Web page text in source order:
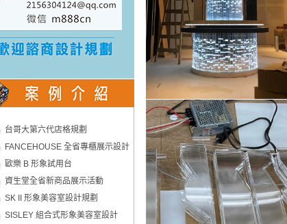
台哥大第六代店格規劃
FANCEHOUSE 全省專櫃展示設計
歐樂 B 形象試用台
資生堂全省新商品展示活動
SK II 形象美容室設計規劃
SISLEY 組合式形象美容室設計